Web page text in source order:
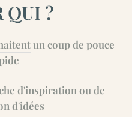
QUI ?
un coup de pouce
d'inspiration ou de
d'idées